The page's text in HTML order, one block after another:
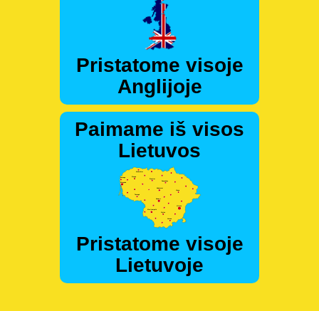
Pristatome visoje
Anglijoje
Paimame iš visos
Lietuvos
Pristatome visoje
Lietuvoje